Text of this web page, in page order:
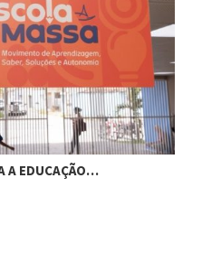
A EDUCAÇÃO…